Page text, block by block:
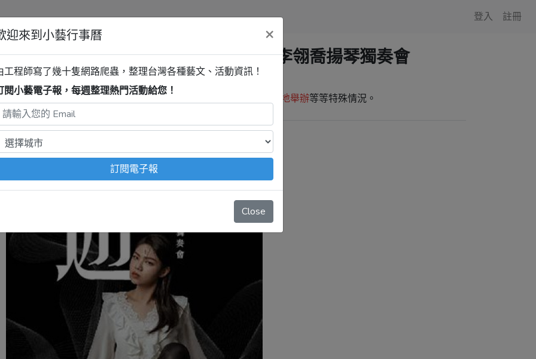
登入 註冊
文化中心表演廳 《翎揚配—遊》李翎喬揚琴獨奏會
自動抓取，沒有算到疫情影響、例行休館日 移師外地舉辦等等特殊情況。
迎來到小藝行事曆 ×
工程師寫了幾十隻網路爬蟲，整理台灣各種藝文、活動資訊！
閱小藝電子報，每週整理熱門活動給您！
訂閱電子報
Close